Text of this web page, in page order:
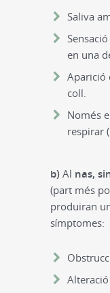
Saliva
en una
Aparició
coll.
Només
respirar
b) Al nas,
(part més
produiran
símptomes: